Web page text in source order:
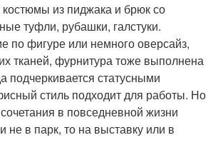
костюмы из пиджака и брюк со
туфли, рубашки, галстуки.
по фигуре или немного оверсайз,
тканей, фурнитура тоже выполнена
подчеркивается статусными
стиль подходит для работы. Но
в повседневной жизни
не в парк, то на выставку или в